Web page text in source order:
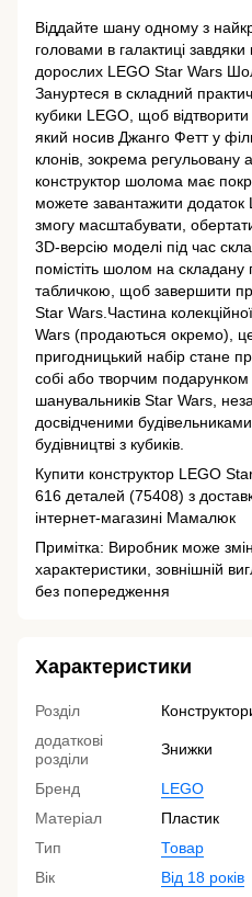
Віддайте шану одному з
головами в галактиці
дорослих LEGO Star Wars
Зануртеся в складний
кубики LEGO, щоб відтворити
який носив Джанго Фетт у
клонів, зокрема регульовану
конструктор шолома має
можете завантажити
змогу масштабувати,
3D-версію моделі під час
помістіть шолом на складану
табличкою, щоб завершити
Star Wars.Частина
Wars (продаються окремо),
пригодницький набір стане
собі або творчим
шанувальників Star Wars,
досвідченими
будівництві з кубиків.
Купити конструктор LEGO
616 деталей (75408) з
інтернет-магазині Мамалюк
Примітка: Виробник може
характеристики, зовнішній
без попередження
Характеристики
Розділ
додаткові
розділи
Знижки
Бренд
LEGO
Матеріал
Пластик
Тип
Товар
Вік
Від 18 років